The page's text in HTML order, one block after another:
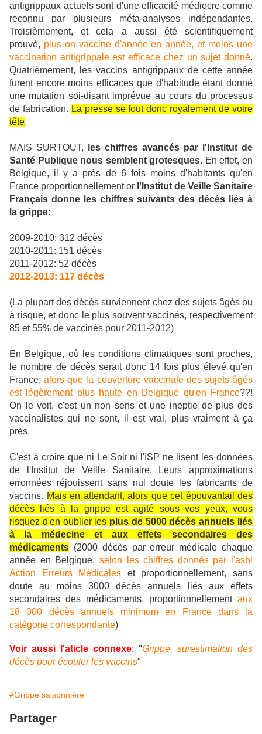
antigrippaux actuels sont d'une efficacité médiocre comme
reconnu par plusieurs méta-analyses indépendantes.
Troisièmement, et cela a aussi été scientifiquement
prouvé, plus on vaccine d'année en année, et moins une
vaccination antigrippale est efficace chez un sujet donné.
Quatrièmement, les vaccins antigrippaux de cette année
furent encore moins efficaces que d'habitude étant donné
une mutation soi-disant imprévue au cours du processus
de fabrication. La presse se fout donc royalement de votre
tête.
MAIS SURTOUT,
les chiffres avancés par l'Institut de
Santé Publique nous semblent grotesques. En effet, en
Belgique, il y a près de 6 fois moins d'habitants qu'en
France proportionnellement or l'Institut de Veille Sanitaire
Français donne les chiffres suivants des décès liés à
la grippe:
2009-2010: 312 décès
2010-2011: 151 décès
2011-2012: 52 décès
2012-2013: 117 décès
(La plupart des décès surviennent chez des sujets âgés ou
à risque, et donc le plus souvent vaccinés, respectivement
85 et 55% de vaccinés pour 2011-2012)
En Belgique, où les conditions climatiques sont proches,
le nombre de décès serait donc 14 fois plus élevé qu'en
France,alors que la couverture vaccinale des sujets âgés
est légèrement plus haute en Belgique qu'en France??!
On le voit, c'est un non sens et une ineptie de plus des
vaccinalistes qui ne sont, il est vrai, plus vraiment à ça
près.
C'est à croire que ni Le Soir ni l'ISP ne lisent les données
de l'Institut de Veille Sanitaire. Leurs approximations
erronnées réjouissent sans nul doute les fabricants de
vaccins. Mais en attendant, alors que cet épouvantail des
décès liés à la grippe est agité sous vos yeux, vous
risquez d'en oublier les plus de 5000 décès annuels liés
à la médecine et aux effets secondaires des
médicaments (2000 décès par erreur médicale chaque
année en Belgique, selon les chiffres donnés par l'asbl
Action Erreurs Médicales et proportionnellement, sans
doute au moins 3000 décès annuels liés aux effets
secondaires des médicaments, proportionnellement aux
18 000 décès annuels minimum en France dans la
catégorie correspondante)
Voir aussi l'aticle connexe: "Grippe, surestimation des
décès pour écouler les vaccins"
#Grippe saisonnière
Partager